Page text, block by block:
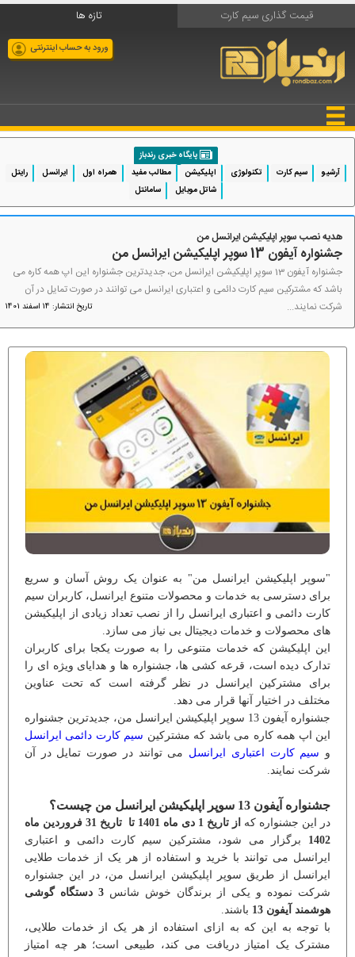
قیمت گذاری سیم کارت تازه ها
ورود به حساب اینترنتی
پایگاه خبری رندباز
آرشیو
سیم کارت تکنولوژی اپلیکیشن مطالب مفید همراه اول ایرانسل
رایتل
شاتل موبایل
سامانتل
هدیه نصب سوپر اپلیکیشن ایرانسل من
جشنواره آیفون 13 سوپر اپلیکیشن ایرانسل من
جشنواره آیفون 13 سوپر اپلیکیشن ایرانسل من، جدیدترین جشنواره این اپ همه کاره می
باشد که مشترکین سیم کارت دائمی و اعتباری ایرانسل می توانند در صورت تمایل در آن
شرکت نمایند...
تاریخ انتشار: 14 اسفند 1401
"سوپر اپلیکیشن ایرانسل من" به عنوان یک روش آسان و سریع
برای دسترسی به خدمات و محصولات متنوع ایرانسل، کاربران سیم
کارت دائمی و اعتباری ایرانسل را از نصب تعداد زیادی از اپلیکیشن
های محصولات و خدمات دیجیتال بی نیاز می سازد.
این اپلیکیشن که خدمات متنوعی را به صورت یکجا برای کاربران
تدارک دیده است، قرعه کشی ها، جشنواره ها و هدایای ویژه ای را
برای مشترکین ایرانسل در نظر گرفته است که تحت عناوین
مختلف در اختیار آنها قرار می دهد.
جشنواره آیفون 13 سوپر اپلیکیشن ایرانسل من، جدیدترین جشنواره
این اپ همه کاره می باشد که مشترکین سیم کارت دائمی ایرانسل
و سیم کارت اعتباری ایرانسل می توانند در صورت تمایل در آن
شرکت نمایند.
جشنواره آیفون 13 سوپر اپلیکیشن ایرانسل من چیست؟
در این جشنواره که
از تاریخ 1 دی ماه 1401 تا تاریخ 31 فروردین ماه
1402 برگزار می شود، مشترکین سیم کارت دائمی و اعتباری
ایرانسل می توانند با خرید و استفاده از هر یک از خدمات طلایی
ایرانسل از طریق سوپر اپلیکیشن ایرانسل من، در این جشنواره
شرکت نموده و یکی از برندگان خوش شانس
3 دستگاه گوشی
هوشمند آیفون 13
باشند.
با توجه به این که به ازای استفاده از هر یک از خدمات طلایی،
مشترک یک امتیاز دریافت می کند، طبیعی است؛ هر چه امتیاز